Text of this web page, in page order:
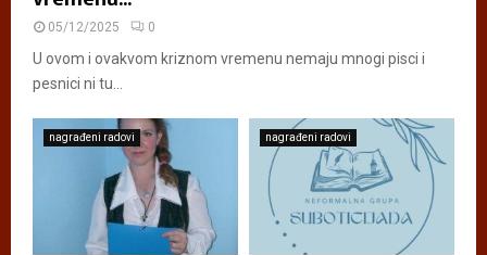
05/12/2025 0
U ovom i ovakvom kriznom vremenu nemaju mnogi pisci i
pesnici ni tu...
nagrađeni radovi nagrađeni radovi